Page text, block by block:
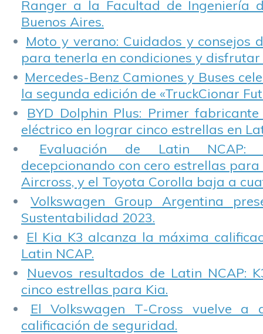
Ranger a la Facultad de Ingeniería
Buenos Aires.
Moto y verano: Cuidados y consejos
para tenerla en condiciones y disfrutar
Mercedes-Benz Camiones y Buses
la segunda edición de «TruckCionar
BYD Dolphin Plus: Primer
eléctrico en lograr cinco estrellas en
Evaluación de Latin NCAP:
decepcionando con cero estrellas para
Aircross, y el Toyota Corolla baja a
Volkswagen Group Argentina
Sustentabilidad 2023.
El Kia K3 alcanza la máxima
Latin NCAP.
Nuevos resultados de Latin NCAP:
cinco estrellas para Kia.
El Volkswagen T-Cross vuelve a
calificación de seguridad.